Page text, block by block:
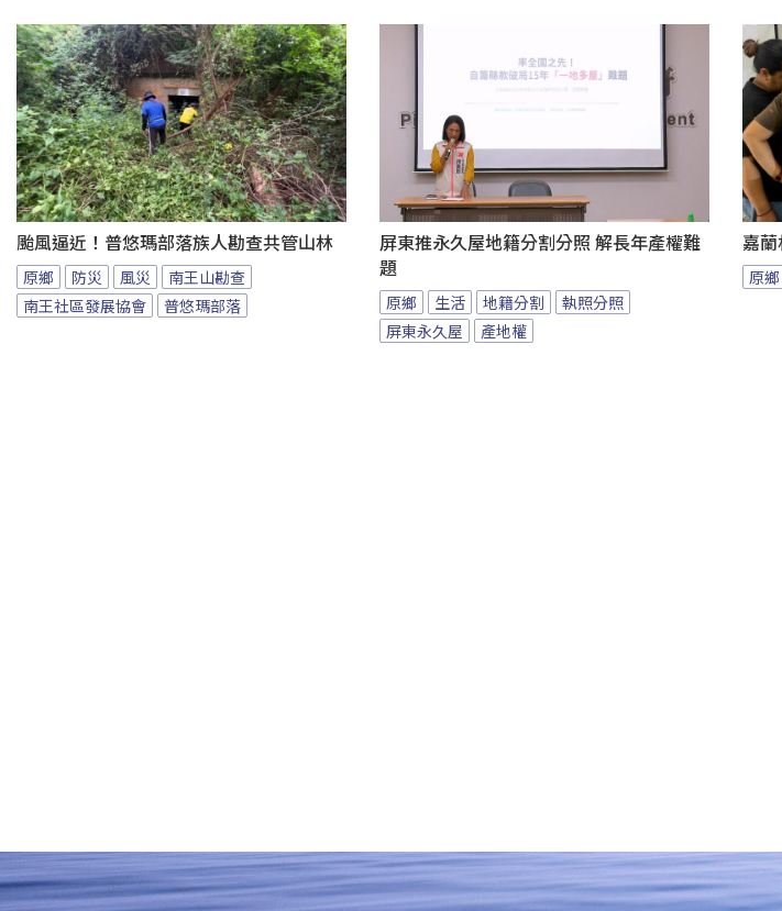
颱風逼近！普悠瑪部落族人勘查共管山林
原鄉 防災 風災
南王山勘查
南王社區發展協會
普悠瑪部落
屏東推永久屋地籍分割分照 解長年產權難
題
原鄉 生活 地籍分割
執照分照
屏東永久屋
產地權
嘉
原鄉